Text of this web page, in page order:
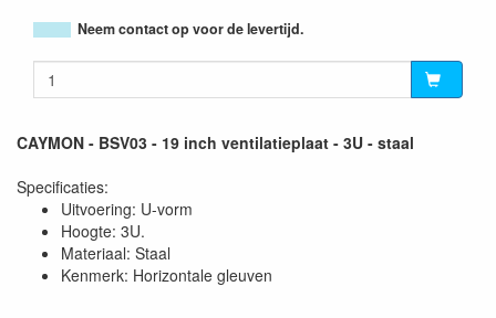
Neem contact op voor de levertijd.
CAYMON - BSV03 - 19 inch ventilatieplaat - 3U - staal
Specificaties:
Uitvoering: U-vorm
Hoogte: 3U.
Materiaal: Staal
Kenmerk: Horizontale gleuven